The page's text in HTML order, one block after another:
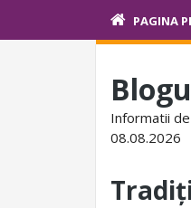
PAGINA
Informatii
08.08.2026